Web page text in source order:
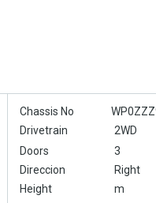
Chassis No
Drivetrain 2WD
Doors 3
Direccion Right
Height m